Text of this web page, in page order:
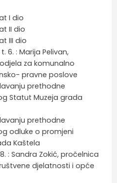
I dio
II dio
III dio
6. : Marija Pelivan,
za komunalno
pravne poslove
prethodne
Statut Muzeja grada
prethodne
odluke o promjeni
Kaštela
: Sandra Zokić, pročelnica
djelatnosti i opće